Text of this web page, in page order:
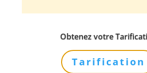
Obtenez votre
Tarification